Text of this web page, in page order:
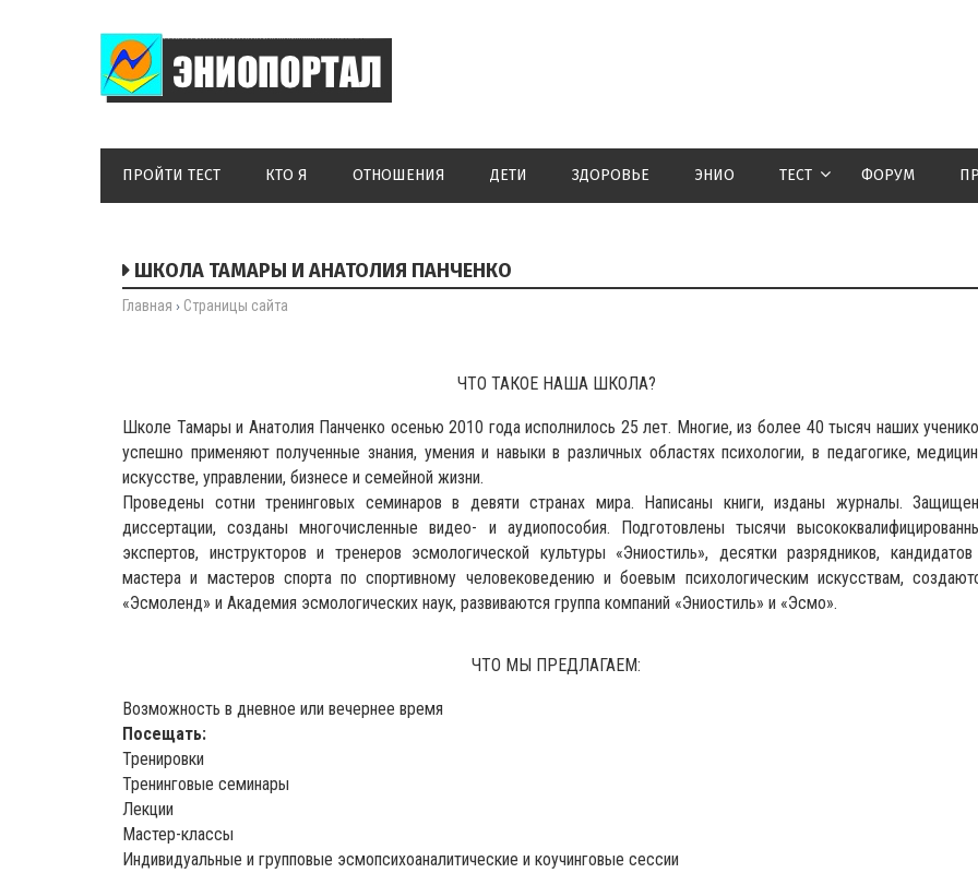
ПРОЙТИ ТЕСТ КТО Я ОТНОШЕНИЯ ДЕТИ ЗДОРОВЬЕ ЭНИО ТЕСТ ФОРУМ
ШКОЛА ТАМАРЫ И АНАТОЛИЯ ПАНЧЕНКО
Главная › Страницы сайта
ЧТО ТАКОЕ НАША ШКОЛА?
Школе Тамары и Анатолия Панченко осенью 2010 года исполнилось 25 лет. Многие, из более 40 тысяч наших
успешно применяют полученные знания, умения и навыки в различных областях психологии, в педагогике,
искусстве, управлении, бизнесе и семейной жизни.
Проведены сотни тренинговых семинаров в девяти странах мира. Написаны книги, изданы журналы.
диссертации, созданы многочисленные видео- и аудиопособия. Подготовлены тысячи
экспертов, инструкторов и тренеров эсмологической культуры «Эниостиль», десятки разрядников,
мастера и мастеров спорта по спортивному человековедению и боевым психологическим искусствам,
«Эсмоленд» и Академия эсмологических наук, развиваются группа компаний «Эниостиль» и «Эсмо».
ЧТО МЫ ПРЕДЛАГАЕМ:
Возможность в дневное или вечернее время
Посещать:
Тренировки
Тренинговые семинары
Лекции
Мастер-классы
Индивидуальные и групповые эсмопсихоаналитические и коучинговые сессии